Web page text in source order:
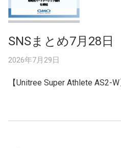
SNSまとめ7月28日
2026年7月29日
【Unitree Super Athlete AS2-